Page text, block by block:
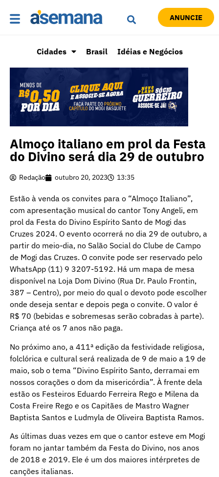
ANUNCIE
Cidades Brasil Idéias e Negócios
Almoço italiano em prol da Festa
do Divino será dia 29 de outubro
Redação outubro 20, 2023 13:35
Estão à venda os convites para o “Almoço Italiano”,
com apresentação musical do cantor Tony Angeli, em
prol da Festa do Divino Espírito Santo de Mogi das
Cruzes 2024. O evento ocorrerá no dia 29 de outubro, a
partir do meio-dia, no Salão Social do Clube de Campo
de Mogi das Cruzes. O convite pode ser reservado pelo
WhatsApp (11) 9 3207-5192. Há um mapa de mesa
disponível na Loja Dom Divino (Rua Dr. Paulo Frontin,
387 – Centro), por meio do qual o devoto pode escolher
onde deseja sentar e depois pega o convite. O valor é
R$ 70 (bebidas e sobremesas serão cobradas à parte).
Criança até os 7 anos não paga.
No próximo ano, a 411ª edição da festividade religiosa,
folclórica e cultural será realizada de 9 de maio a 19 de
maio, sob o tema “Divino Espírito Santo, derramai em
nossos corações o dom da misericórdia”. À frente dela
estão os Festeiros Eduardo Ferreira Rego e Milena da
Costa Freire Rego e os Capitães de Mastro Wagner
Baptista Santos e Ludmyla de Oliveira Baptista Ramos.
As últimas duas vezes em que o cantor esteve em Mogi
foram no jantar também da Festa do Divino, nos anos
de 2018 e 2019. Ele é um dos maiores intérpretes de
canções italianas.